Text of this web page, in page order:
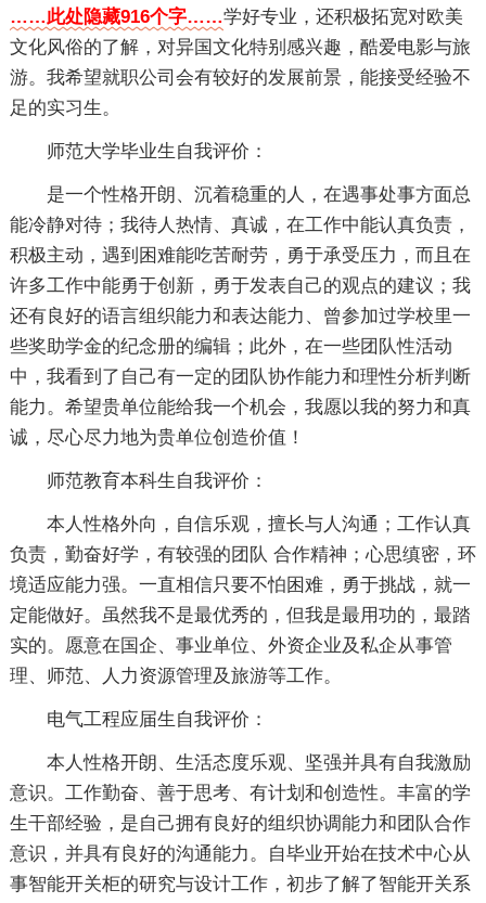
……此处隐藏916个字……学好专业，还积极拓宽对欧美
文化风俗的了解，对异国文化特别感兴趣，酷爱电影与旅
游。我希望就职公司会有较好的发展前景，能接受经验不
足的实习生。
师范大学毕业生自我评价：
是一个性格开朗、沉着稳重的人，在遇事处事方面总
能冷静对待；我待人热情、真诚，在工作中能认真负责，
积极主动，遇到困难能吃苦耐劳，勇于承受压力，而且在
许多工作中能勇于创新，勇于发表自己的观点的建议；我
还有良好的语言组织能力和表达能力、曾参加过学校里一
些奖助学金的纪念册的编辑；此外，在一些团队性活动
中，我看到了自己有一定的团队协作能力和理性分析判断
能力。希望贵单位能给我一个机会，我愿以我的努力和真
诚，尽心尽力地为贵单位创造价值！
师范教育本科生自我评价：
本人性格外向，自信乐观，擅长与人沟通；工作认真
负责，勤奋好学，有较强的团队 合作精神；心思缜密，环
境适应能力强。一直相信只要不怕困难，勇于挑战，就一
定能做好。虽然我不是最优秀的，但我是最用功的，最踏
实的。愿意在国企、事业单位、外资企业及私企从事管
理、师范、人力资源管理及旅游等工作。
电气工程应届生自我评价：
本人性格开朗、生活态度乐观、坚强并具有自我激励
意识。工作勤奋、善于思考、有计划和创造性。丰富的学
生干部经验，是自己拥有良好的组织协调能力和团队合作
意识，并具有良好的沟通能力。自毕业开始在技术中心从
事智能开关柜的研究与设计工作，初步了解了智能开关系